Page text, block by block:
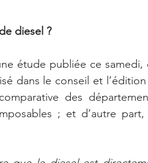
diesel ?
étude publiée ce samedi,
dans le conseil et
des
; et d’autre